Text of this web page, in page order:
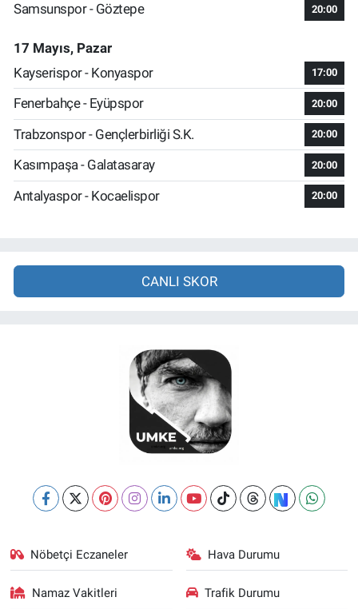
Samsunspor - Göztepe 20:00
17 Mayıs, Pazar
Kayserispor - Konyaspor
17:00
Fenerbahçe - Eyüpspor 20:00
Trabzonspor - Gençlerbirliği S.K. 20:00
Kasımpaşa - Galatasaray 20:00
Antalyaspor - Kocaelispor 20:00
CANLI SKOR
Nöbetçi Eczaneler Hava Durumu
Namaz Vakitleri Trafik Durumu